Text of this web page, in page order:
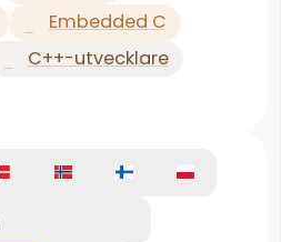
Embedded C
C++-utvecklare